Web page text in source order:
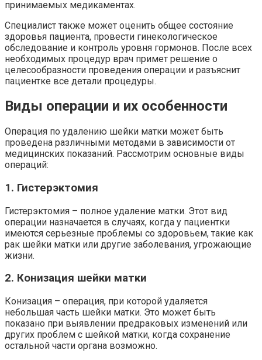
принимаемых медикаментах.
Специалист также может оценить общее состояние
здоровья пациента, провести гинекологическое
обследование и контроль уровня гормонов. После всех
необходимых процедур врач примет решение о
целесообразности проведения операции и разъяснит
пациентке все детали процедуры.
Виды операции и их особенности
Операция по удалению шейки матки может быть
проведена различными методами в зависимости от
медицинских показаний. Рассмотрим основные виды
операций:
1. Гистерэктомия
Гистерэктомия – полное удаление матки. Этот вид
операции назначается в случаях, когда у пациентки
имеются серьезные проблемы со здоровьем, такие как
рак шейки матки или другие заболевания, угрожающие
жизни.
2. Конизация шейки матки
Конизация – операция, при которой удаляется
небольшая часть шейки матки. Это может быть
показано при выявлении предраковых изменений или
других проблем с шейкой матки, когда сохранение
остальной части органа возможно.